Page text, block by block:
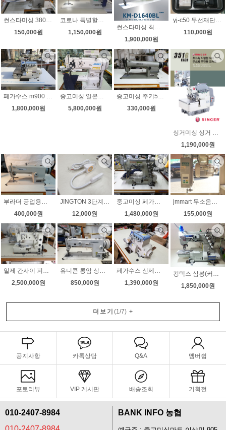
썬스타미싱 380 타프미싱 소가마용 평판테이블 스텐 끼우고 나사하나만 조여주면 흔들림없이 완벽
150,000원
1,150,000원
썬스타미싱 최신형 다이렉트 롱암 상하송 자동사절미싱 KM-D1640BL-7 사은품 고급무선 전동가위 증정
1,900,000원
yj-c50 무선재단기 충전재단기 원단재단기 미니재단기 사용편리 초보자도 쉽게사용
110,000원
페가수스 m900 블루 다이렉트 m932-86 후물용인타 그물미싱 그물오버록 새제품
1,800,000원
중고미싱 일본직수입 주키 타프미싱 juki ls-1342-7 자동사절미싱 일제 미쓰비씨 서보모타
5,800,000원
중고미싱 주키557 미파557 랜덤발송 공업용미싱 노루발10가지 LED작업등 전국무료배송
330,000원
1,190,000원
400,000원
12,000원
1,480,000원
155,000원
2,500,000원
850,000원
페가수스 신제품(새제품) 공업용오버록 니혼오버 니트오버록 m900 블루 노루발자동 인타가능
1,390,000원
킹텍스 삼봉(커버스티치몰딩테이블 )최신형 새제품 3월 초특가판매 무소음모터부착 소음걱정마세요
1,850,000원
더보기 (1/7)+
공지사항 카톡상담 Q&A 멤버쉽
포토리뷰 VIP 게시판 배송조회 기획전
010-2407-8984
BANK INFO 농협